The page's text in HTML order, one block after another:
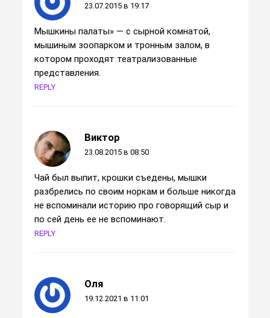
23.07.2015 в 19:17
Мышкины палаты» — с сырной комнатой,
мышиным зоопарком и тронным залом, в
котором проходят театрализованные
представления.
REPLY
Виктор
23.08.2015 в 08:50
Чай был выпит, крошки съедены, мышки
разбрелись по своим норкам и больше никогда
не вспоминали историю про говорящий сыр и
по сей день ее не вспоминают.
REPLY
Оля
19.12.2021 в 11:01